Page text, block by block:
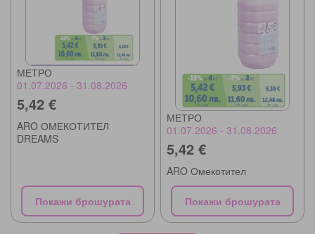
МЕТРО
01.07.2026 - 31.08.2026
5,42 €
ARO ОМЕКОТИТЕЛ
DREAMS
Покажи брошурата
МЕТРО
01.07.2026 - 31.08.2026
5,42 €
ARO Омекотител
Покажи брошурата